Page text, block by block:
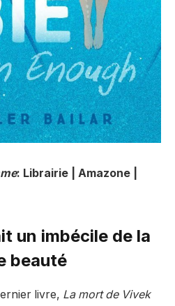
: Librairie | Amazone |
un imbécile de la
beauté
livre, La mort de Vivek